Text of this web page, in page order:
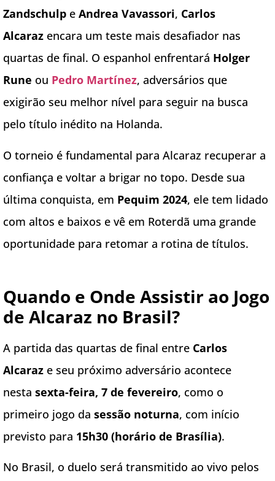
Zandschulp e Andrea Vavassori, Carlos
Alcaraz encara um teste mais desafiador nas
quartas de final. O espanhol enfrentará Holger
Rune ou Pedro Martínez, adversários que
exigirão seu melhor nível para seguir na busca
pelo título inédito na Holanda.
O torneio é fundamental para Alcaraz recuperar a
confiança e voltar a brigar no topo. Desde sua
última conquista, em Pequim 2024, ele tem lidado
com altos e baixos e vê em Roterdã uma grande
oportunidade para retomar a rotina de títulos.
Quando e Onde Assistir ao Jogo
de Alcaraz no Brasil?
A partida das quartas de final entre Carlos
Alcaraz e seu próximo adversário acontece
nesta sexta-feira, 7 de fevereiro, como o
primeiro jogo da sessão noturna, com início
previsto para 15h30 (horário de Brasília).
No Brasil, o duelo será transmitido ao vivo pelos